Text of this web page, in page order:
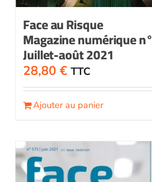
Face au Risque
Magazine numérique
Juillet-août 2021
28,80 € TTC
Ajouter au panier